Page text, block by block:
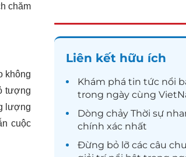
chăm
không
tượng
lượng
cuộc
Liên kết hữu ích
Khám phá tin tức nổi
trong ngày cùng
Dòng chảy Thời sự
chính xác nhất
Đừng bỏ lỡ các câu